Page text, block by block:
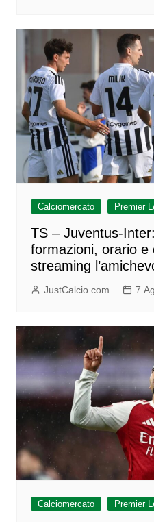
Calciomercato Premier
TS – Juventus-
formazioni, orario e
streaming
JustCalcio.com 7
Calciomercato Premier